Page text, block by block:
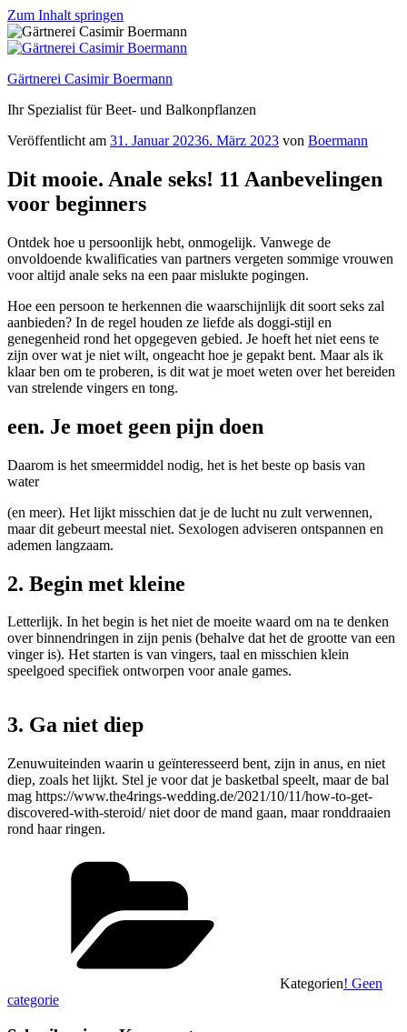
Zum Inhalt springen
Gärtnerei Casimir Boermann
Ihr Spezialist für Beet- und Balkonpflanzen
Veröffentlicht am 31. Januar 20236. März 2023 von Boermann
Dit mooie. Anale seks! 11 Aanbevelingen
voor beginners
Ontdek hoe u persoonlijk hebt, onmogelijk. Vanwege de
onvoldoende kwalificaties van partners vergeten sommige vrouwen
voor altijd anale seks na een paar mislukte pogingen.
Hoe een persoon te herkennen die waarschijnlijk dit soort seks zal
aanbieden? In de regel houden ze liefde als doggi-stijl en
genegenheid rond het opgegeven gebied. Je hoeft het niet eens te
zijn over wat je niet wilt, ongeacht hoe je gepakt bent. Maar als ik
klaar ben om te proberen, is dit wat je moet weten over het bereiden
van strelende vingers en tong.
een. Je moet geen pijn doen
Daarom is het smeermiddel nodig, het is het beste op basis van
water
(en meer). Het lijkt misschien dat je de lucht nu zult verwennen,
maar dit gebeurt meestal niet. Sexologen adviseren ontspannen en
ademen langzaam.
2. Begin met kleine
Letterlijk. In het begin is het niet de moeite waard om na te denken
over binnendringen in zijn penis (behalve dat het de grootte van een
vinger is). Het starten is van vingers, taal en misschien klein
speelgoed specifiek ontworpen voor anale games.
viagra kopen zonder recept ideal
https://lekarnaceska24.com/viagra-genericka-online-bez-predpisu/
3. Ga niet diep
Zenuwuiteinden waarin u geïnteresseerd bent, zijn in anus, en niet
diep, zoals het lijkt. Stel je voor dat je basketbal speelt, maar de bal
mag https://www.the4rings-wedding.de/2021/10/11/how-to-get-
discovered-with-steroid/ niet door de mand gaan, maar ronddraaien
rond haar ringen.
Kategorien! Geen
categorie